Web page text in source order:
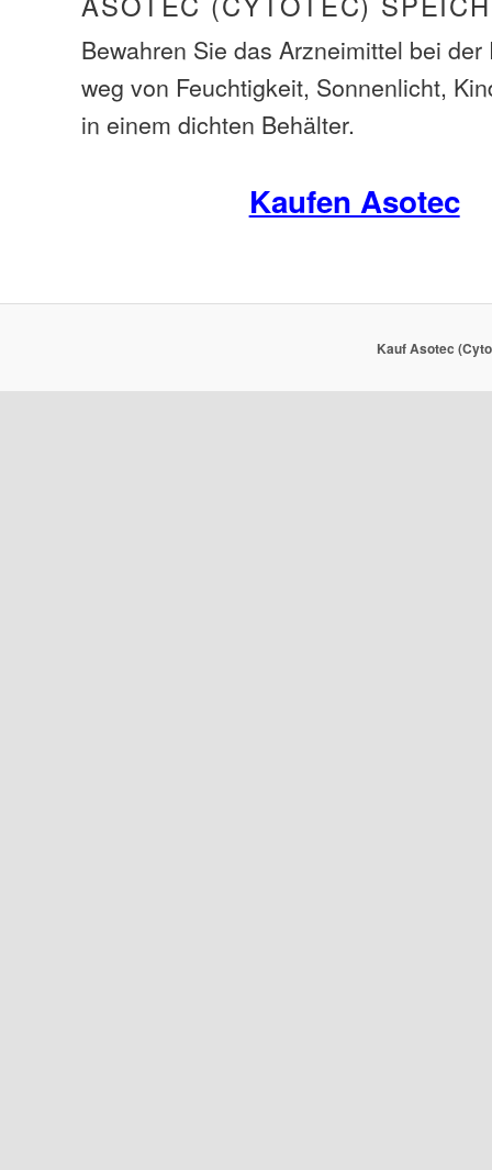
Bewahren Sie das Arzneimittel bei
weg von Feuchtigkeit, Sonnenlicht,
in einem dichten Behälter.
Kaufen Asotec
Kauf Asotec